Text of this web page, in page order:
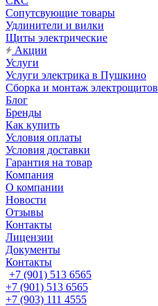
Сопутсвующие товары
Удлинители и вилки
Щиты электрические
Акции
Услуги
Услуги электрика в Пушкино
Сборка и монтаж электрощитов
Блог
Бренды
Как купить
Условия оплаты
Условия доставки
Гарантия на товар
Компания
О компании
Новости
Отзывы
Контакты
Лицензии
Документы
Контакты
+7 (901) 513 6565
+7 (901) 513 6565
+7 (903) 111 4555